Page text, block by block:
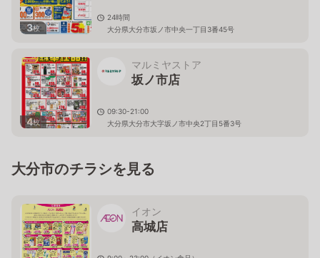
3枚
24時間
大分県大分市坂ノ市中央一丁目3番45号
4枚
マルミヤストア
坂ノ市店
09:30-21:00
大分県大分市大字坂ノ市中央2丁目5番3号
大分市のチラシを見る
イオン
高城店